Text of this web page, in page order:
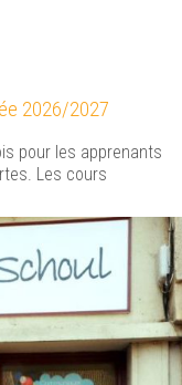
2026/2027
pour les apprenants
Les cours